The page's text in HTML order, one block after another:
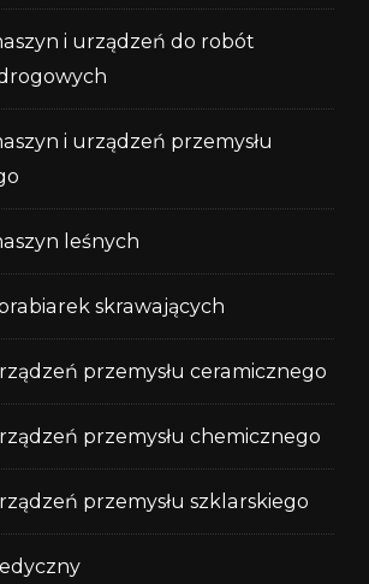
i urządzeń do robót
i urządzeń przemysłu
leśnych
skrawających
przemysłu ceramicznego
przemysłu chemicznego
przemysłu szklarskiego